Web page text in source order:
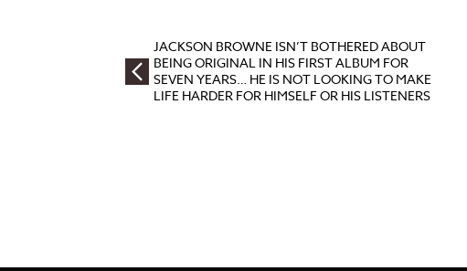
JACKSON BROWNE ISN’T BOTHERED ABOUT
BEING ORIGINAL IN HIS FIRST ALBUM FOR
SEVEN YEARS… HE IS NOT LOOKING TO MAKE
LIFE HARDER FOR HIMSELF OR HIS LISTENERS